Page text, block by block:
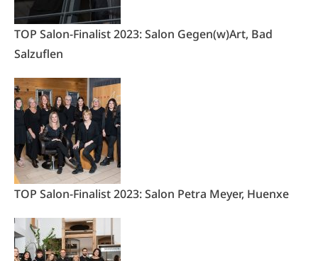
TOP Salon-Finalist 2023: Salon Gegen(w)Art, Bad
Salzuflen
TOP Salon-Finalist 2023: Salon Petra Meyer, Huenxe